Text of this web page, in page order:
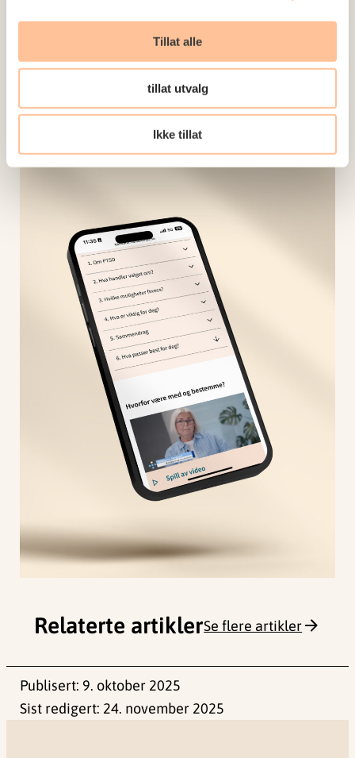
Tillat alle
tillat utvalg
Ikke tillat
Samvalgsverktøy for posttraumatisk stresslidelse
(PTSD) blir publisert på Helsenorge 10. oktober –
klikk her for å se siden.
Relaterte artiklerSe flere artikler
Publisert: 9. oktober 2025
Sist redigert: 24. november 2025